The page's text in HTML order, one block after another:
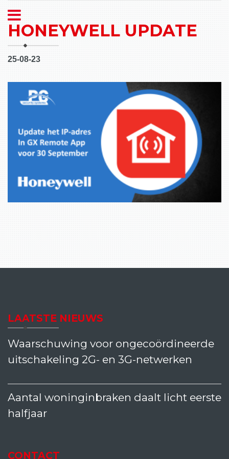
HONEYWELL UPDATE
25-08-23
LAATSTE NIEUWS
Waarschuwing voor ongecoördineerde
uitschakeling 2G- en 3G-netwerken
Aantal woninginbraken daalt licht eerste
halfjaar
CONTACT